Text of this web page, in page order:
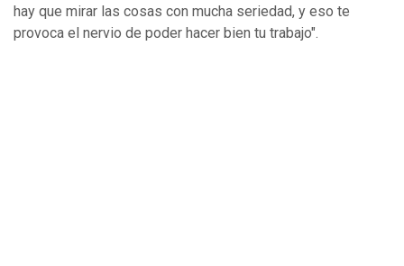
hay que mirar las cosas con mucha seriedad, y eso te
provoca el nervio de poder hacer bien tu trabajo".